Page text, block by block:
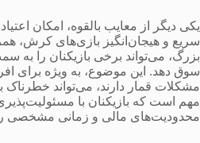
یکی دیگر از معایب بالقوه، امکان
سریع و هیجان‌انگیز بازی‌های کرش،
بزرگ، می‌تواند برخی بازیکنان را
سوق دهد. این موضوع، به ویژه برای
مشکلات قمار دارند، می‌تواند خطرناک
مهم است که بازیکنان با
محدودیت‌های مالی و زمانی مشخصی را